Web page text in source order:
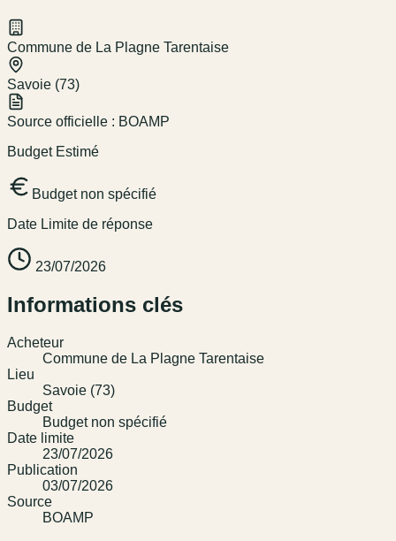
Commune de La Plagne Tarentaise
Savoie (73)
Source officielle : BOAMP
Budget Estimé
Budget non spécifié
Date Limite de réponse
23/07/2026
Informations clés
Acheteur
Commune de La Plagne Tarentaise
Lieu
Savoie (73)
Budget
Budget non spécifié
Date limite
23/07/2026
Publication
03/07/2026
Source
BOAMP